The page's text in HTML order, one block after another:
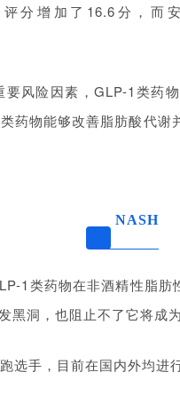
分增加了16.6分，而
风险因素，GLP-1类药
药物能够改善脂肪酸代
NASH
1类药物在非酒精性脂
洞，也阻止不了它将成
选手，目前在国内外均进